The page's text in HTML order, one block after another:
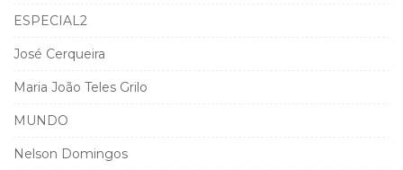
ESPECIAL2
José Cerqueira
Maria João Teles Grilo
MUNDO
Nelson Domingos